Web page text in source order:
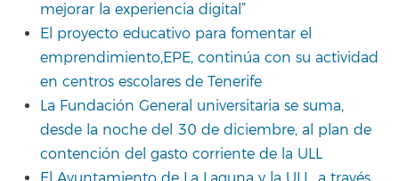
mejorar la experiencia digital”
El proyecto educativo para fomentar el
emprendimiento,EPE, continúa con su actividad
en centros escolares de Tenerife
La Fundación General universitaria se suma,
desde la noche del 30 de diciembre, al plan de
contención del gasto corriente de la ULL